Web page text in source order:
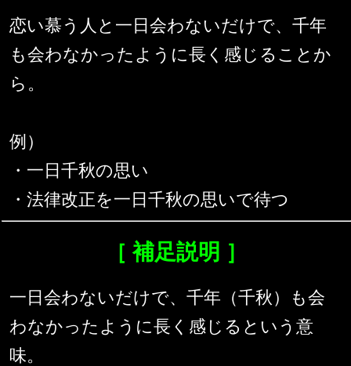
恋い慕う人と一日会わないだけで、千年
も会わなかったように長く感じることか
ら。
例）
・一日千秋の思い
・法律改正を一日千秋の思いで待つ
［ 補足説明 ］
一日会わないだけで、千年（千秋）も会
わなかったように長く感じるという意
味。